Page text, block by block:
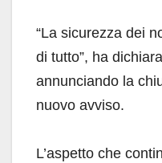
“La sicurezza dei
di tutto”, ha
annunciando la
nuovo avviso.
L’aspetto che